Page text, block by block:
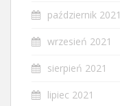
październik 2021
wrzesień 2021
sierpień 2021
lipiec 2021